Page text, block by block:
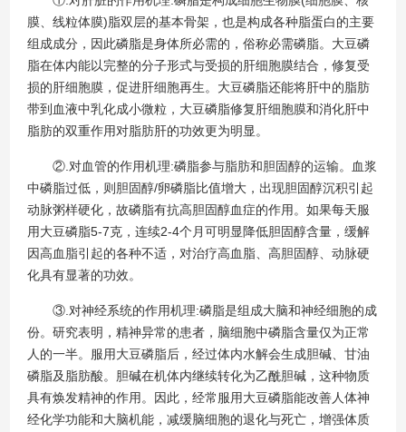
膜、线粒体膜)脂双层的基本骨架，也是构成各种脂蛋白的主要
组成成分，因此磷脂是身体所必需的，俗称必需磷脂。大豆磷
脂在体内能以完整的分子形式与受损的肝细胞膜结合，修复受
损的肝细胞膜，促进肝细胞再生。大豆磷脂还能将肝中的脂肪
带到血液中乳化成小微粒，大豆磷脂修复肝细胞膜和消化肝中
脂肪的双重作用对脂肪肝的功效更为明显。
②.对血管的作用机理:磷脂参与脂肪和胆固醇的运输。血浆
中磷脂过低，则胆固醇/卵磷脂比值增大，出现胆固醇沉积引起
动脉粥样硬化，故磷脂有抗高胆固醇血症的作用。如果每天服
用大豆磷脂5-7克，连续2-4个月可明显降低胆固醇含量，缓解
因高血脂引起的各种不适，对治疗高血脂、高胆固醇、动脉硬
化具有显著的功效。
③.对神经系统的作用机理:磷脂是组成大脑和神经细胞的成
份。研究表明，精神异常的患者，脑细胞中磷脂含量仅为正常
人的一半。服用大豆磷脂后，经过体内水解会生成胆碱、甘油
磷脂及脂肪酸。胆碱在机体内继续转化为乙酰胆碱，这种物质
具有焕发精神的作用。因此，经常服用大豆磷脂能改善人体神
经化学功能和大脑机能，减缓脑细胞的退化与死亡，增强体质